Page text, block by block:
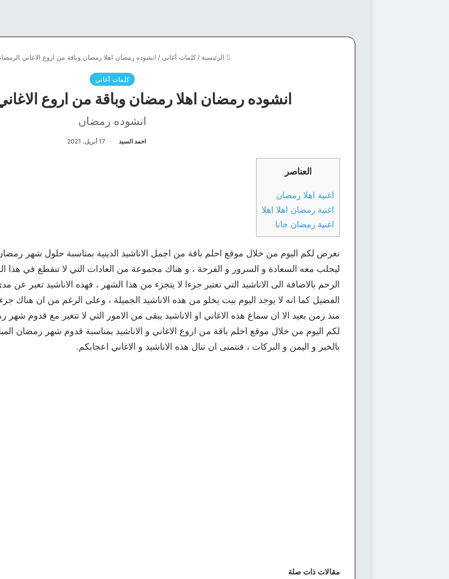
الرئيسية / كلمات أغاني / انشوده رمضان اهلا رمضان وباقة من اروع الاغاني
كلمات أغاني
انشوده رمضان اهلا رمضان وباقة من اروع
انشوده رمضان
احمد السيد 17 أبريل، 2021
العناصر
اغنية اهلا رمضان
اغنية رمضان اهلا اهلا
اغنية رمضان جانا
نعرض لكم اليوم من خلال موقع احلم باقة من اجمل الاناشيد الدينية بمناسبة حلول شهر
ليجلب معه السعادة و السرور و الفرحة ، و هناك مجموعة من العادات التي لا تنقطع في هذا
الرحم بالاضافة الى الاناشيد التي تعتبر جزءا لا يتجزء من هذا الشهر ، فهذه الاناشيد تعبر
الفضيل كما انه لا يوجد اليوم بيت يخلو من هذه الاناشيد الجميلة ، وعلى الرغم من ان هناك
منذ زمن بعيد الا ان سماع هذه الاغاني او الاناشيد يبقى من الامور التي لا تتغير مع قدوم
لكم اليوم من خلال موقع احلم باقة من اروع الاغاني و الاناشيد بمناسبة قدوم شهر رمضان
بالخير و اليمن و البركات ، فنتمنى ان تنال هذه الاناشيد و الاغاني اعجابكم.
مقالات ذات صلة